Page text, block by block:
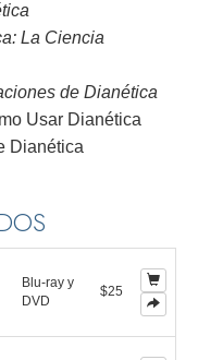
La Ciencia
de Dianética
Usar Dianética
Dianética
Blu-ray y
DVD
$25